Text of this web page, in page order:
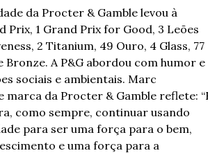
da Procter & Gamble levou à
Prix, 1 Grand Prix for Good, 3 Leões
2 Titanium, 49 Ouro, 4 Glass, 77
Bronze. A P&G abordou com humor e
sociais e ambientais. Marc
da Procter & Gamble reflete:
como sempre, continuar usando
para ser uma força para o bem,
e uma força para a